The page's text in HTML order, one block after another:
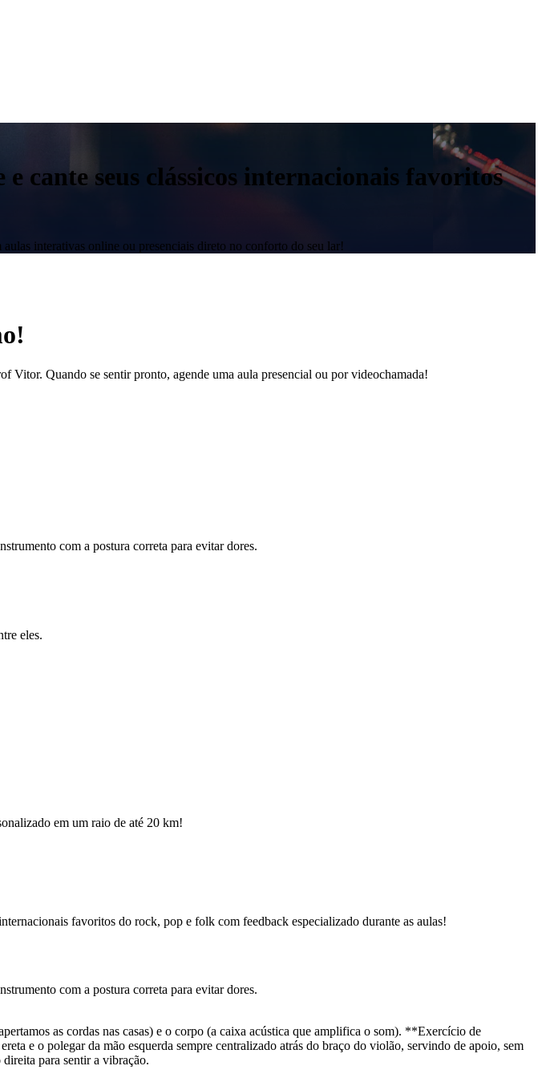
cante seus clássicos internacionais favoritos
interativas online ou presenciais direto no conforto do seu lar!
Vitor. Quando se sentir pronto, agende uma aula presencial ou por videochamada!
com a postura correta para evitar dores.
eles.
em um raio de até 20 km!
favoritos do rock, pop e folk com feedback especializado durante as aulas!
com a postura correta para evitar dores.
as cordas nas casas) e o corpo (a caixa acústica que amplifica o som). **Exercício de
e o polegar da mão esquerda sempre centralizado atrás do braço do violão, servindo de apoio, sem
para sentir a vibração.